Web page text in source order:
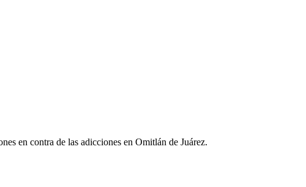
en contra de las adicciones en Omitlán de Juárez.